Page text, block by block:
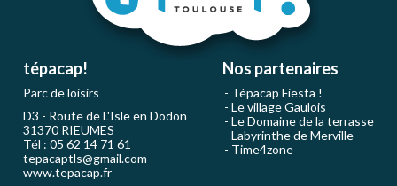
tépacap!
Parc de loisirs
D3 - Route de L'Isle en Dodon
31370 RIEUMES
Tél : 05 62 14 71 61
tepacaptls@gmail.com
www.tepacap.fr
Nos partenaires
Tépacap Fiesta !
Le village Gaulois
Le Domaine de la terrasse
Labyrinthe de Merville
Time4zone